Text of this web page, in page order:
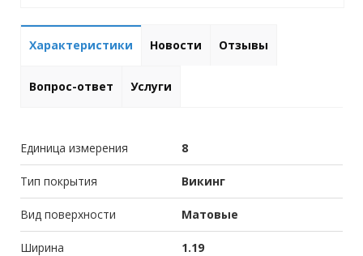
Характеристики Новости Отзывы
Вопрос-ответ Услуги
Единица измерения 8
Тип покрытия Викинг
Вид поверхности Матовые
Ширина 1.19